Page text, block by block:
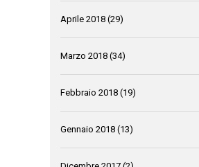
Aprile 2018 (29)
Marzo 2018 (34)
Febbraio 2018 (19)
Gennaio 2018 (13)